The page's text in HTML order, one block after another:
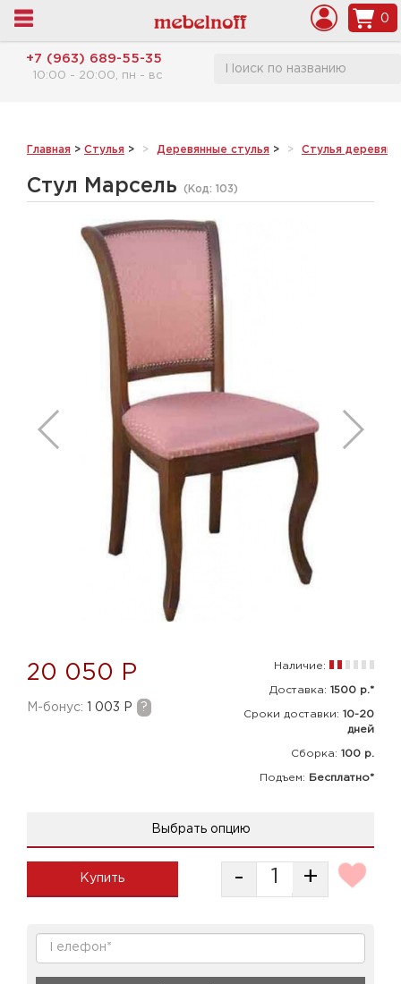
0
+7 (963) 689-55-35
10:00 - 20:00, пн - вс
Главная > Стулья > Деревянные стулья > Стулья
Стул Марсель (Код: 103)
20 050 Р
M-бонус: 1 003 Р ?
Наличие:
Доставка: 1500 р.*
Сроки доставки: 10-20
дней
Сборка: 100 р.
Подъем: Бесплатно*
Выбрать опцию
Купить - +